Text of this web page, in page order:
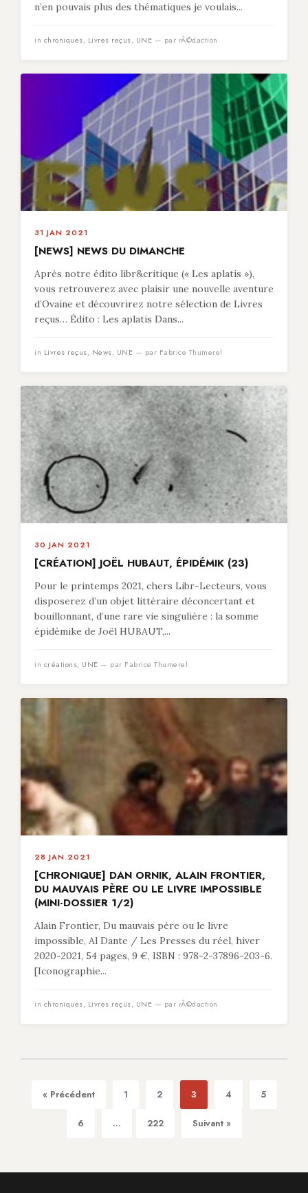
n’en pouvais plus des thématiques je voulais...
in chroniques, Livres reçus, UNE — par rÃ©daction
31 JAN 2021
[NEWS] NEWS DU DIMANCHE
Après notre édito libr&critique (« Les aplatis »),
vous retrouverez avec plaisir une nouvelle aventure
d’Ovaine et découvrirez notre sélection de Livres
reçus… Édito : Les aplatis Dans...
in Livres reçus, News, UNE — par Fabrice Thumerel
30 JAN 2021
[CRÉATION] JOËL HUBAUT, ÉPIDÉMIK (23)
Pour le printemps 2021, chers Libr-Lecteurs, vous
disposerez d’un objet littéraire déconcertant et
bouillonnant, d’une rare vie singulière : la somme
épidémike de Joël HUBAUT,...
in créations, UNE — par Fabrice Thumerel
28 JAN 2021
[CHRONIQUE] DAN ORNIK, ALAIN FRONTIER,
DU MAUVAIS PÈRE OU LE LIVRE IMPOSSIBLE
(MINI-DOSSIER 1/2)
Alain Frontier, Du mauvais père ou le livre
impossible, Al Dante / Les Presses du réel, hiver
2020-2021, 54 pages, 9 €, ISBN : 978-2-37896-203-6.
[Iconographie...
in chroniques, Livres reçus, UNE — par rÃ©daction
« Précédent 1 2 3 4 5
6 ... 222 Suivant »